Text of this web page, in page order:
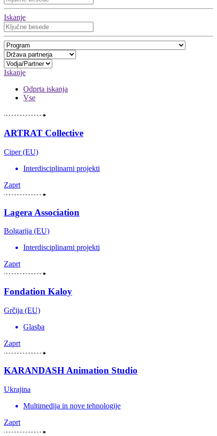
Iskanje
Iskanje
Odprta iskanja
Vse
ARTRAT Collective
Ciper (EU)
Interdisciplinarni projekti
Zaprt
Lagera Association
Bolgarija (EU)
Interdisciplinarni projekti
Zaprt
Fondation Kaloy
Grčija (EU)
Glasba
Zaprt
KARANDASH Animation Studio
Ukrajina
Multimedija in nove tehnologije
Zaprt